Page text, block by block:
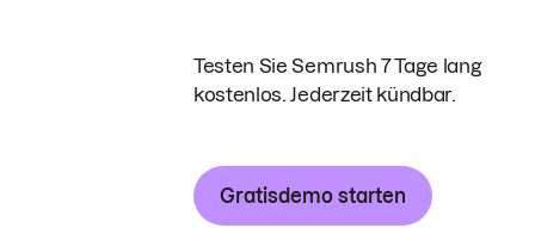
Testen Sie Semrush 7 Tage lang
kostenlos. Jederzeit kündbar.
Gratisdemo starten